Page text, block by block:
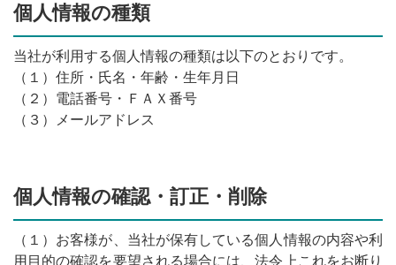
個人情報の種類
当社が利用する個人情報の種類は以下のとおりです。
（１）住所・氏名・年齢・生年月日
（２）電話番号・ＦＡＸ番号
（３）メールアドレス
個人情報の確認・訂正・削除
（１）お客様が、当社が保有している個人情報の内容や利
用目的の確認を要望される場合には、法令上これをお断り